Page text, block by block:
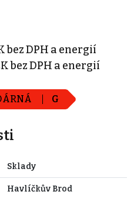
bez DPH a energií
bez DPH a energií
G
Sklady
Havlíčkův Brod